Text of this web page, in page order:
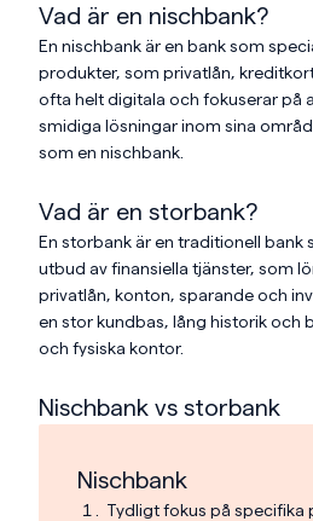
Vad är en nischbank?
En nischbank är en bank som
produkter, som privatlån,
ofta helt digitala och fokuserar på
smidiga lösningar inom sina
som en nischbank.
Vad är en storbank?
En storbank är en traditionell
utbud av finansiella tjänster, som
privatlån, konton, sparande och
en stor kundbas, lång historik och
och fysiska kontor.
Nischbank vs storbank
Nischbank
Tydligt fokus på specifika